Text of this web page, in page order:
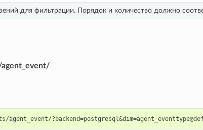
для фильтрации. Порядок и количество должно